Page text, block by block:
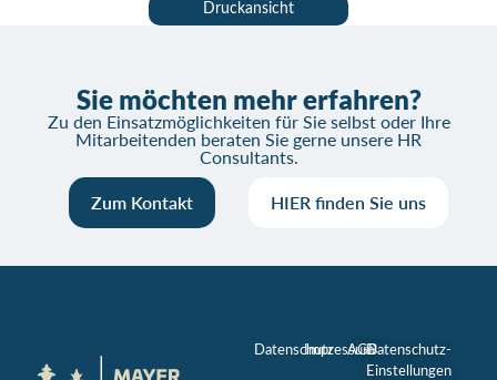
Druckansicht
Sie möchten mehr erfahren?
Zu den Einsatzmöglichkeiten für Sie selbst oder Ihre
Mitarbeitenden beraten Sie gerne unsere HR
Consultants.
Zum Kontakt HIER finden Sie uns
DatenschutzImpressum
AGBDatenschutz-
Einstellungen